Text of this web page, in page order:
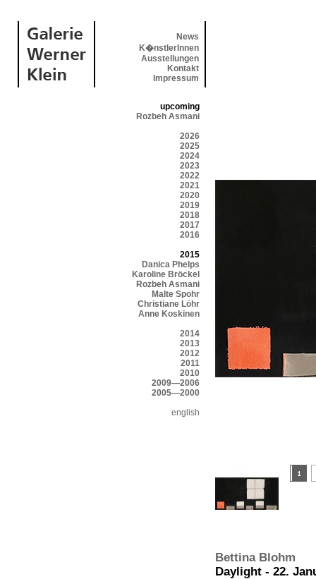
News
K�nstlerInnen
Ausstellungen
Kontakt
Impressum
upcoming
Rozbeh Asmani
2026
2025
2024
2023
2022
2021
2020
2019
2018
2017
2016
2015
Danica Phelps
Karoline Bröckel
Rozbeh Asmani
Malte Spohr
Christiane Löhr
Anne Koskinen
2014
2013
2012
2011
2010
2009—2006
2005—2000
english
Bettina Blohm
Daylight - 22.